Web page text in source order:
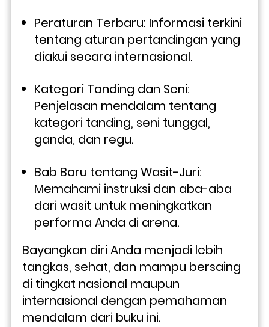
Peraturan Terbaru: Informasi terkini
tentang aturan pertandingan yang
diakui secara internasional.
Kategori Tanding dan Seni:
Penjelasan mendalam tentang
kategori tanding, seni tunggal,
ganda, dan regu.
Bab Baru tentang Wasit-Juri:
Memahami instruksi dan aba-aba
dari wasit untuk meningkatkan
performa Anda di arena.
Bayangkan diri Anda menjadi lebih
tangkas, sehat, dan mampu bersaing
di tingkat nasional maupun
internasional dengan pemahaman
mendalam dari buku ini.